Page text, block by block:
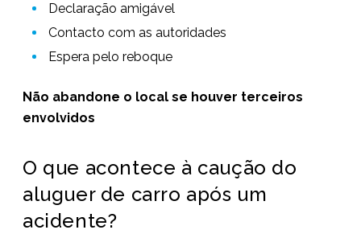
Declaração amigável
Contacto com as autoridades
Espera pelo reboque
Não abandone o local se houver terceiros
envolvidos
O que acontece à caução do
aluguer de carro após um
acidente?